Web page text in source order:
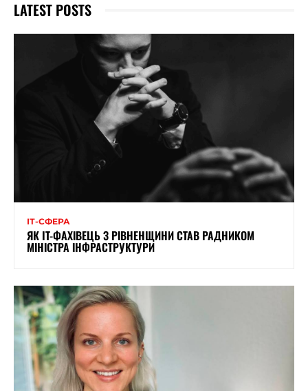
LATEST POSTS
ІТ-СФЕРА
ЯК IT-ФАХІВЕЦЬ З РІВНЕНЩИНИ СТАВ РАДНИКОМ
МІНІСТРА ІНФРАСТРУКТУРИ